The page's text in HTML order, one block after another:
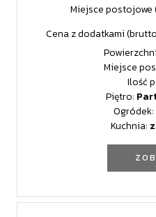
Miejsce postojowe
Cena z dodatkami
Miejsce
Ilość
Piętro:
Ogródek:
Kuchnia: